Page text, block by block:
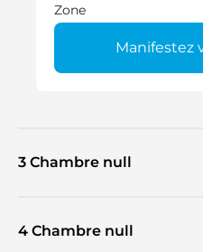
Zone
Manifestez
3 Chambre null
4 Chambre null